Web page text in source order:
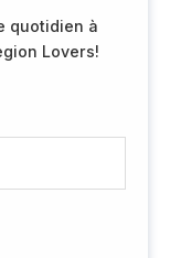
quotidien à
Lovers!